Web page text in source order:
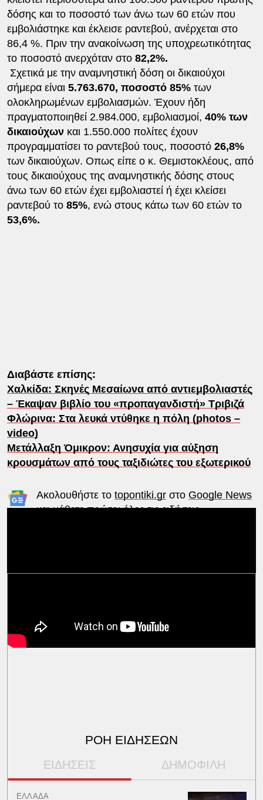
δόσης και το ποσοστό των άνω των 60 ετών που
εμβολιάστηκε και έκλεισε ραντεβού, ανέρχεται στο
86,4 %. Πριν την ανακοίνωση της υποχρεωτικότητας
το ποσοστό ανερχόταν στο82,2%.
Σχετικά με την αναμνηστική δόση οι δικαιούχοι
σήμερα είναι5.763.670, ποσοστό 85%των
ολοκληρωμένων εμβολιασμών. Έχουν ήδη
πραγματοποιηθεί 2.984.000, εμβολιασμοί, 40% των
δικαιούχωνκαι 1.550.000 πολίτες έχουν
προγραμματίσει το ραντεβού τους, ποσοστό 26,8%
των δικαιούχων. Οπως είπε ο κ. Θεμιστοκλέους, από
τους δικαιούχους της αναμνηστικής δόσης στους
άνω των 60 ετών έχει εμβολιαστεί ή έχει κλείσει
ραντεβού το85%, ενώ στους κάτω των 60 ετών το
53,6%.
Διαβάστε επίσης:
Χαλκίδα: Σκηνές Μεσαίωνα από αντιεμβολιαστές
– Έκαψαν βιβλίο του «προπαγανδιστή» Τριβιζά
Φλώρινα: Στα λευκά ντύθηκε η πόλη (photos –
video)
Μετάλλαξη Όμικρον: Ανησυχία για αύξηση
κρουσμάτων από τους ταξιδιώτες του εξωτερικού
Ακολουθήστε το topontiki.grστο Google News
και μάθετε πρώτοι όλες τις ειδήσεις.
ΡΟΗ ΕΙΔΗΣΕΩΝ
ΕΙΔΗΣΕΙΣ ΔΗΜΟΦΙΛΗ
ΕΛΛΑΔΑ